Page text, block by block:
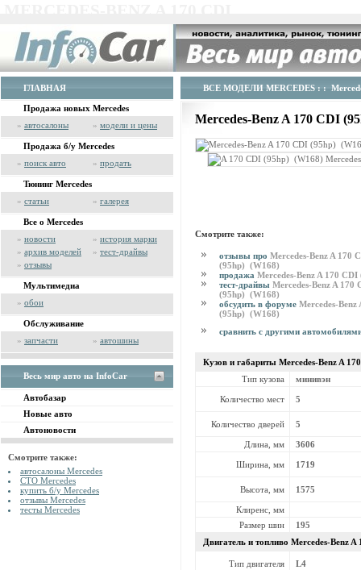
ГЛАВНАЯ
Продажа новых Mercedes
» автосалоны » модели и цены
Продажа б/у Mercedes
» поиск авто » продать
Тюнинг Mercedes
» статьи » галерея
Все о Mercedes
» новости » история марки
» архив моделей » тест-драйвы
» отзывы
Мультимедиа
» обои
Обслуживание
» запчасти » автошины
Весь мир авто на InfoCar
Автобазар
Новые авто
Автоновости
Смотрите также:
автосалоны Mercedes
СТО Mercedes
купить б/у Mercedes
отзывы Mercedes
тесты Mercedes
ВСЕ МОДЕЛИ MERCEDES : :
Mercedes-Benz A 170 CDI
Смотрите также:
отзывы про Mercedes-Benz A 170
(95hp) (W168)
продажа Mercedes-Benz A 170
тест-драйвы Mercedes-Benz A 170
(95hp) (W168)
обсудить в форуме Mercedes-Benz
(95hp) (W168)
сравнить с другими
Кузов и габариты Mercedes-Benz A
Тип кузова
минивэн
Количество мест 5
Количество дверей 5
Длина, мм 3606
Ширина, мм 1719
Высота, мм 1575
Клиренс, мм
Размер шин
195
Двигатель и топливо Mercedes-Benz A
Тип двигателя L4